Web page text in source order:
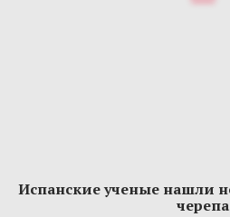
Испанские ученые нашли
черепа